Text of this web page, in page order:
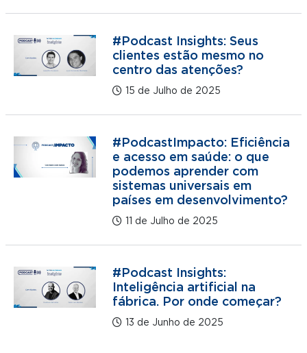
#Podcast Insights: Seus
clientes estão mesmo no
centro das atenções?
15 de Julho de 2025
#PodcastImpacto: Eficiência
e acesso em saúde: o que
podemos aprender com
sistemas universais em
países em desenvolvimento?
11 de Julho de 2025
#Podcast Insights:
Inteligência artificial na
fábrica. Por onde começar?
13 de Junho de 2025